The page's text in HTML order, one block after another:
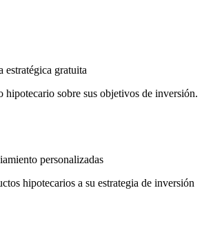
estratégica gratuita
hipotecario sobre sus objetivos de inversión.
personalizadas
hipotecarios a su estrategia de inversión